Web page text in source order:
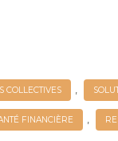
COLLECTIVES
FINANCIÈRE